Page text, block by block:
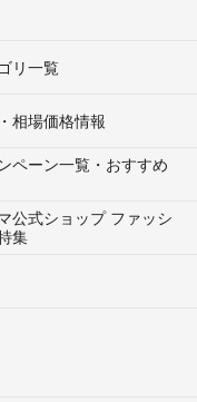
リ一覧
相場価格情報
ペーン一覧・おすすめ
公式ショップ ファッシ
集